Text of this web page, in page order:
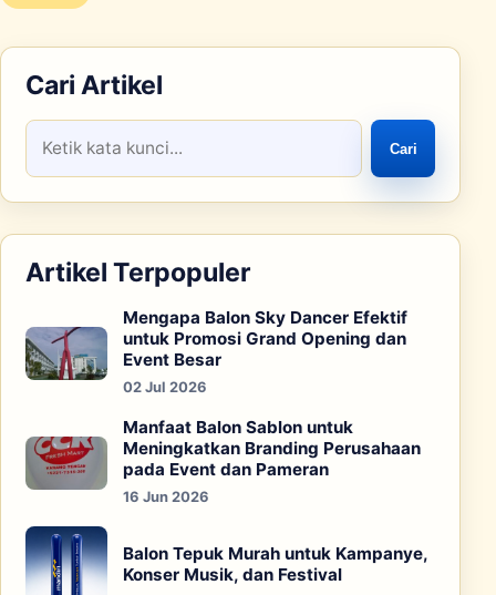
Cari Artikel
Cari
Artikel Terpopuler
Mengapa Balon Sky Dancer Efektif
untuk Promosi Grand Opening dan
Event Besar
02 Jul 2026
Manfaat Balon Sablon untuk
Meningkatkan Branding Perusahaan
pada Event dan Pameran
16 Jun 2026
Balon Tepuk Murah untuk Kampanye,
Konser Musik, dan Festival